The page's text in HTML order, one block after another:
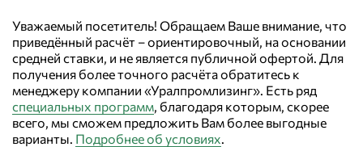
Уважаемый посетитель! Обращаем Ваше внимание, что
приведённый расчёт – ориентировочный, на основании
средней ставки, и не является публичной офертой. Для
получения более точного расчёта обратитесь к
менеджеру компании «Уралпромлизинг». Есть ряд
специальных программ, благодаря которым, скорее
всего, мы сможем предложить Вам более выгодные
варианты.
Подробнее об условиях.